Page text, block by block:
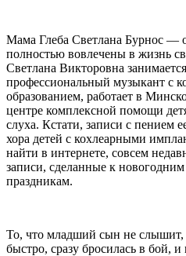
Мама Глеба Светлана Бурнос —
полностью вовлечены в жизнь
Светлана Викторовна
профессиональный музыкант с
образованием, работает в
центре комплексной помощи
слуха. Кстати, записи с пением
хора детей с кохлеарными
найти в интернете, совсем
записи, сделанные к
праздникам.
То, что младший сын не слышит,
быстро, сразу бросилась в бой,